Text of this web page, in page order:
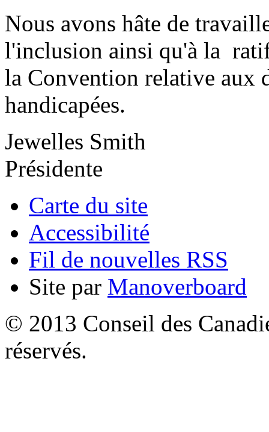
Nous avons hâte de
l'inclusion ainsi qu'à la
la Convention relative aux
handicapées.
Jewelles Smith
Présidente
Carte du site
Accessibilité
Fil de nouvelles RSS
Site par Manoverboard
© 2013 Conseil des
réservés.